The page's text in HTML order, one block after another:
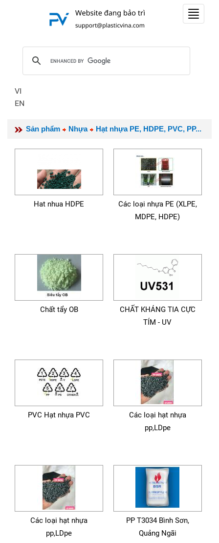
Toggle
VI
EN
Sản phẩm Nhựa Hạt nhựa PE, HDPE, PVC, PP...
Hat nhua HDPE
Các loại nhựa PE (XLPE,
MDPE, HDPE)
Chất tẩy OB
CHẤT KHÁNG TIA CỰC
TÍM - UV
PVC Hạt nhựa PVC
Các loại hạt nhựa
pp,LDpe
Các loại hạt nhựa
pp,LDpe
PP T3034 Bình Sơn,
Quảng Ngãi